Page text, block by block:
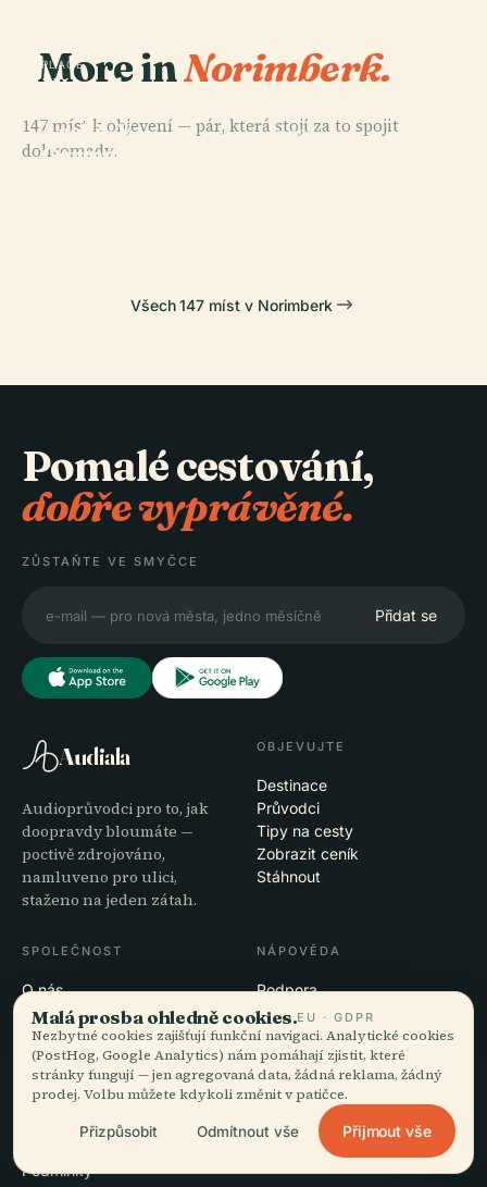
More inNorimberk.
147 míst k objevení — pár, která stojí za to spojit
dohromady.
PLACE
Germanisches
PLACE
PLACE
Německý
Archiv V
Germánském
PLACE
Všech 147 míst v Norimberk
Pomalé cestování,
dobře vyprávěné.
ZŮSTAŇTE VE SMYČCE
Přidat se
Audiala
Audioprůvodci pro to, jak
doopravdy bloumáte —
poctivě zdrojováno,
namluveno pro ulici,
staženo na jeden zátah.
OBJEVUJTE
Destinace
Průvodci
Tipy na cesty
Zobrazit ceník
Stáhnout
SPOLEČNOST
O nás
Redakční proces
Poslání
NÁPOVĚDA
Podpora
Řešení potíží s aplikací
Kontakt
Staňte se partnerem
Podmínky
Malá prosba ohledně cookies.EU · GDPR
Nezbytné cookies zajišťují funkční navigaci. Analytické cookies
(PostHog, Google Analytics) nám pomáhají zjistit, které
stránky fungují — jen agregovaná data, žádná reklama, žádný
prodej. Volbu můžete kdykoli změnit v patičce.
Přizpůsobit Odmítnout vše Přijmout vše